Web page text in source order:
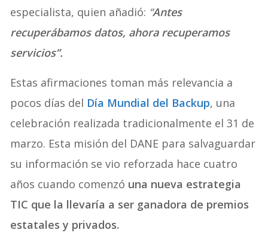
especialista, quien añadió: “Antes
recuperábamos datos, ahora recuperamos
servicios”.
Estas afirmaciones toman más relevancia a
pocos días del Día Mundial del Backup, una
celebración realizada tradicionalmente el 31 de
marzo. Esta misión del DANE para salvaguardar
su información se vio reforzada hace cuatro
años cuando comenzó una nueva estrategia
TIC que la llevaría a ser ganadora de premios
estatales y privados.